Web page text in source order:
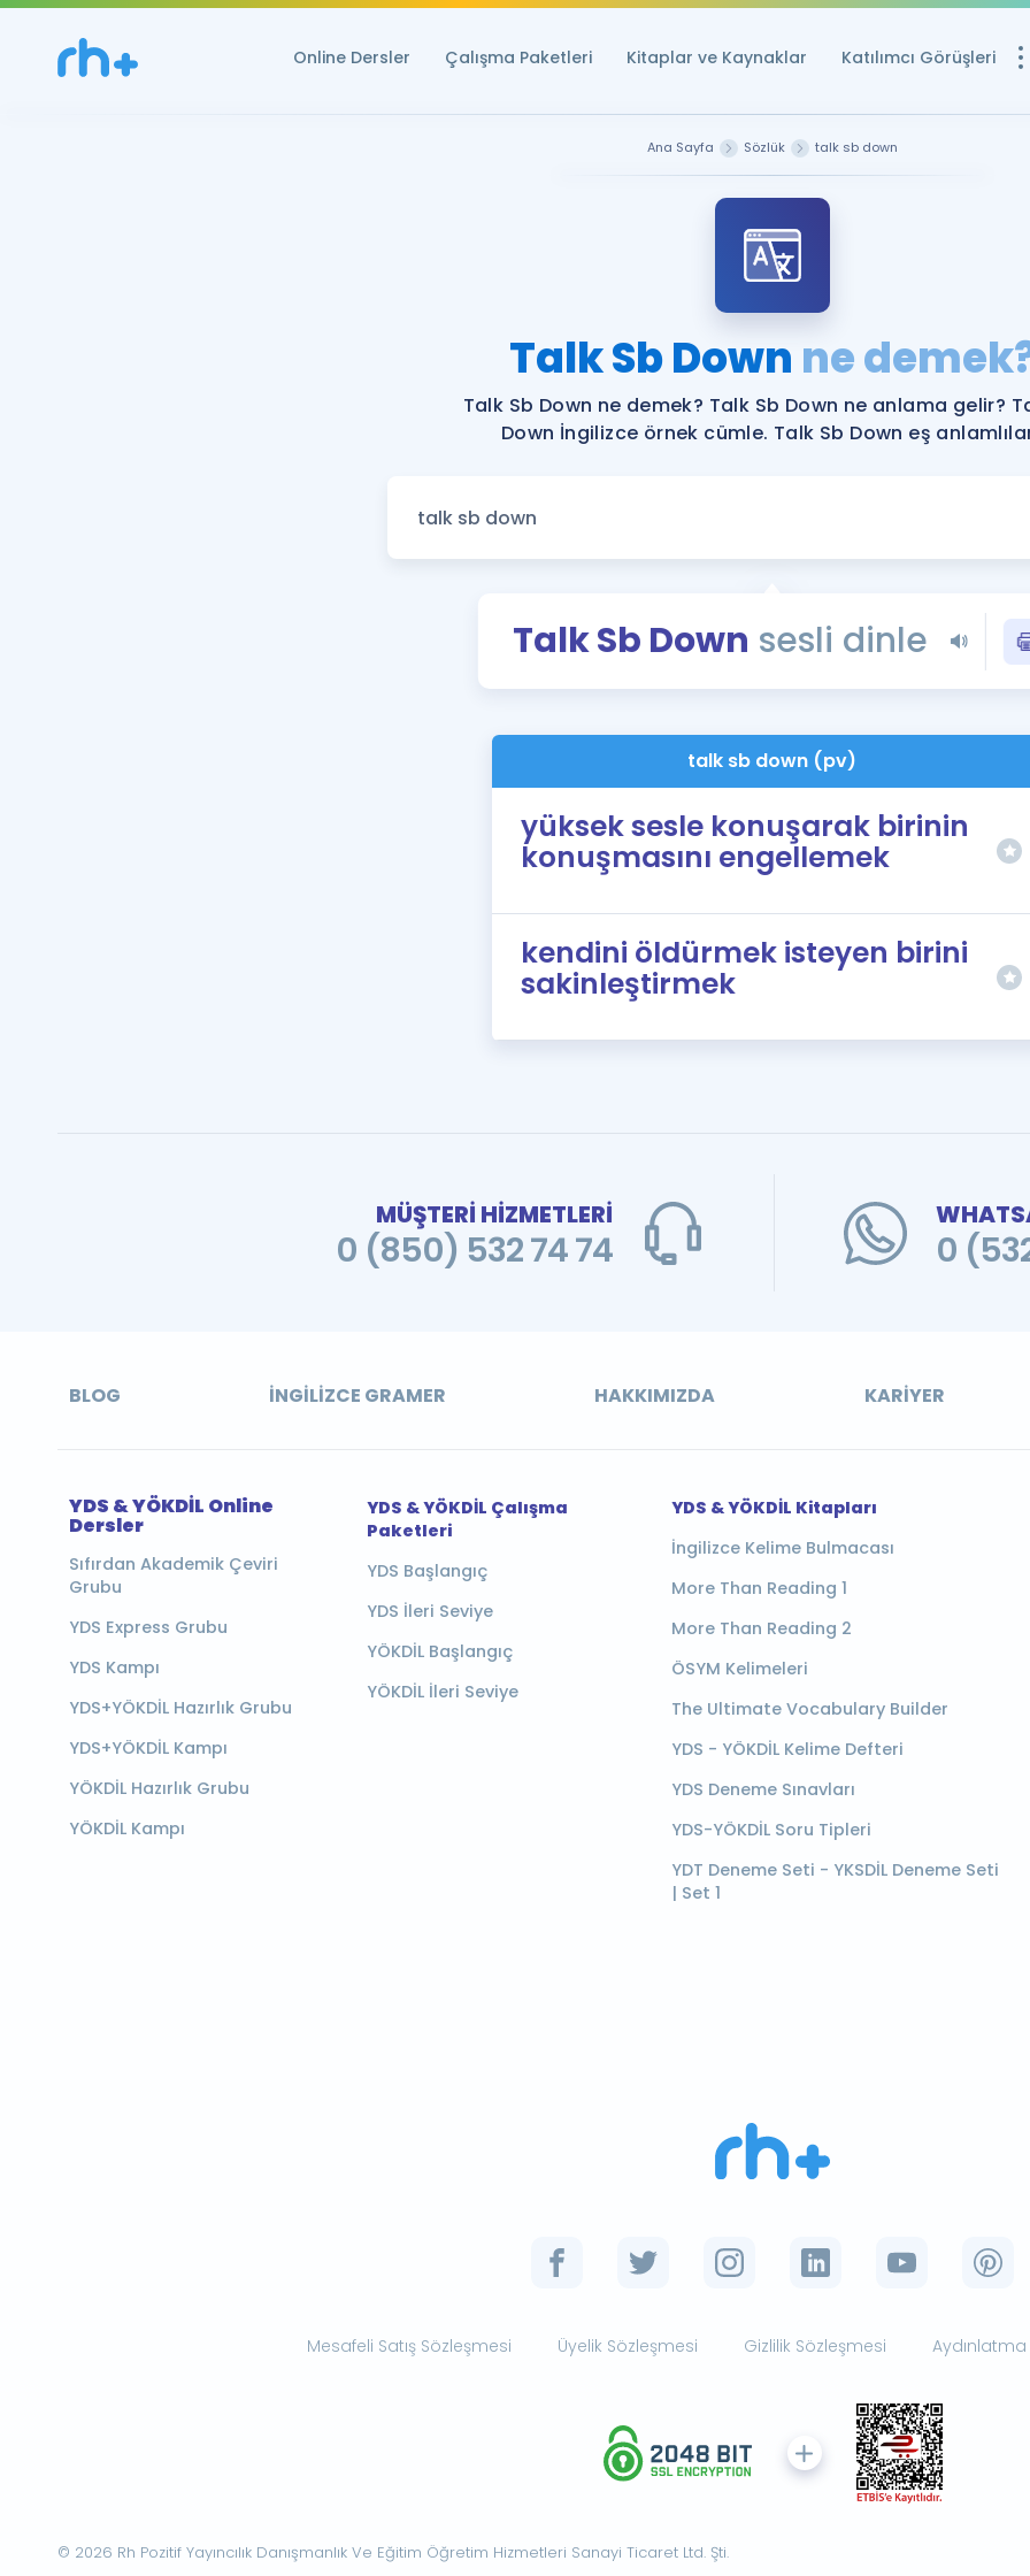
Online Dersler Çalışma Paketleri Kitaplar ve Kaynaklar Katılımcı Görüşleri
Ücretsiz
YDS ve YÖKDİL
YDS ve YÖKDİL'e
Tüm ÖSYM
Blog
YDS - YÖKDİL
İngilizce
Ana Sayfa Sözlük talk sb down
Talk Sb Down ne
Talk Sb Down ne demek? Talk Sb Down ne anlama gelir?
Down İngilizce örnek cümle. Talk Sb Down eş
Talk Sb Down sesli dinle
talk sb down (pv)
yüksek sesle konuşarak birinin
konuşmasını engellemek
kendini öldürmek isteyen birini
sakinleştirmek
MÜŞTERİ HİZMETLERİ
0 (850) 532 74 74 0
BLOG İNGILIZCE GRAMER HAKKIMIZDA KARIYER
YDS & YÖKDİL Online
Dersler
Sıfırdan Akademik Çeviri
Grubu
YDS Express Grubu
YDS Kampı
YDS+YÖKDİL Hazırlık Grubu
YDS+YÖKDİL Kampı
YÖKDİL Hazırlık Grubu
YÖKDİL Kampı
YDS & YÖKDİL Çalışma
Paketleri
YDS Başlangıç
YDS İleri Seviye
YÖKDİL Başlangıç
YÖKDİL İleri Seviye
YDS & YÖKDİL Kitapları
İngilizce Kelime Bulmacası
More Than Reading 1
More Than Reading 2
ÖSYM Kelimeleri
The Ultimate Vocabulary Builder
YDS - YÖKDİL Kelime Defteri
YDS Deneme Sınavları
YDS-YÖKDİL Soru Tipleri
YDT Deneme Seti - YKSDİL Deneme Seti
| Set 1
Mesafeli Satış Sözleşmesi Üyelik Sözleşmesi Gizlilik Sözleşmesi
© 2026 Rh Pozitif Yayıncılık Danışmanlık Ve Eğitim Öğretim Hizmetleri Sanayi Ticaret Ltd. Şti.